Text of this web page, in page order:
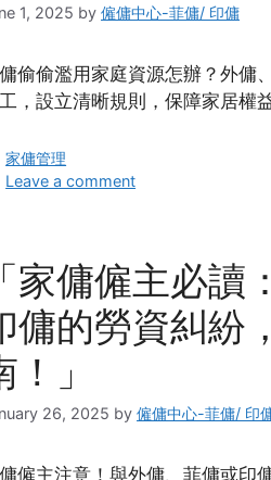
1, 2025 by 僱傭中心-菲傭/ 印傭
偷偷濫用家庭資源怎辦？外傭
，設立清晰規則，保障家居權
Categories
家傭管理
Leave a comment
「家傭僱主必讀
傭的勞資糾紛
！」
26, 2025 by 僱傭中心-菲傭/ 印
僱主注意！與外傭、菲傭或印